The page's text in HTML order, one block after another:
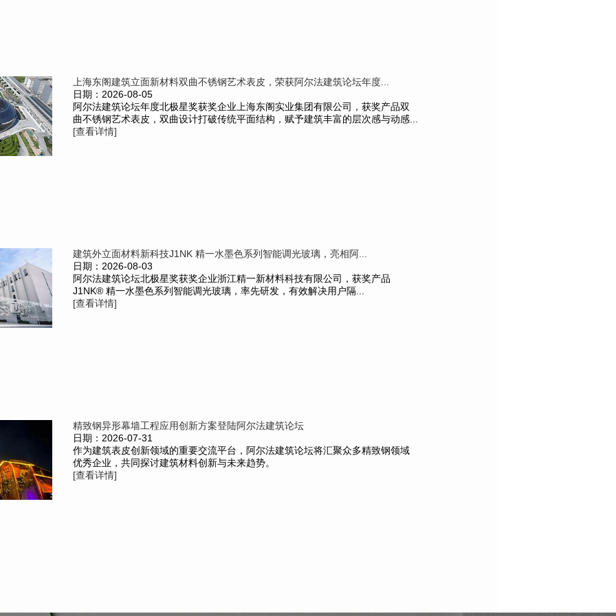
上海东阁建筑立面新材料双曲不锈钢艺术表皮，荣获阿尔法建筑论坛年度...
日期：2026-08-05
阿尔法建筑论坛年度北极星奖获奖企业上海东阁实业集团有限公司，获奖产品双
曲不锈钢艺术表皮，双曲设计打破传统平面结构，赋予建筑丰富的层次感与动感...
[查看详情]
建筑外立面材料新科技J1NK 精一水墨色系列智能调光玻璃，亮相阿...
日期：2026-08-03
阿尔法建筑论坛北极星奖获奖企业浙江精一新材料科技有限公司，获奖产品
J1NK® 精一水墨色系列智能调光玻璃，率先研发，有效解决用户隔...
[查看详情]
精致钢异形幕墙工程应用创新方案登陆阿尔法建筑论坛
日期：2026-07-31
作为建筑表皮创新领域的重要交流平台，阿尔法建筑论坛将汇聚众多精致钢领域
优秀企业，共同探讨建筑材料创新与未来趋势。
[查看详情]